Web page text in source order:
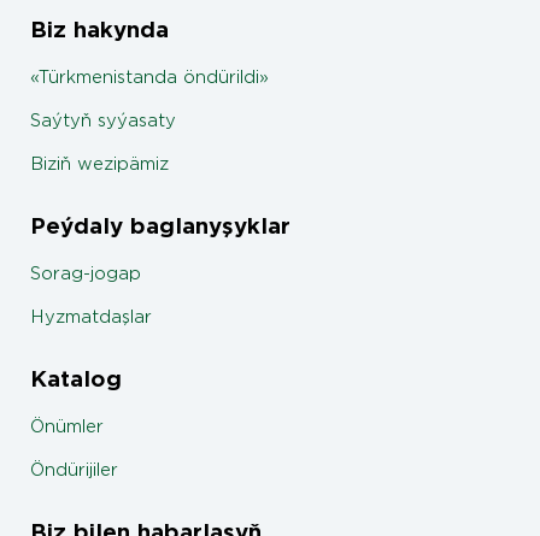
Biz hakynda
«Türkmenistanda öndürildi»
Saýtyň syýasaty
Biziň wezipämiz
Peýdaly baglanyşyklar
Sorag-jogap
Hyzmatdaşlar
Katalog
Önümler
Öndürijiler